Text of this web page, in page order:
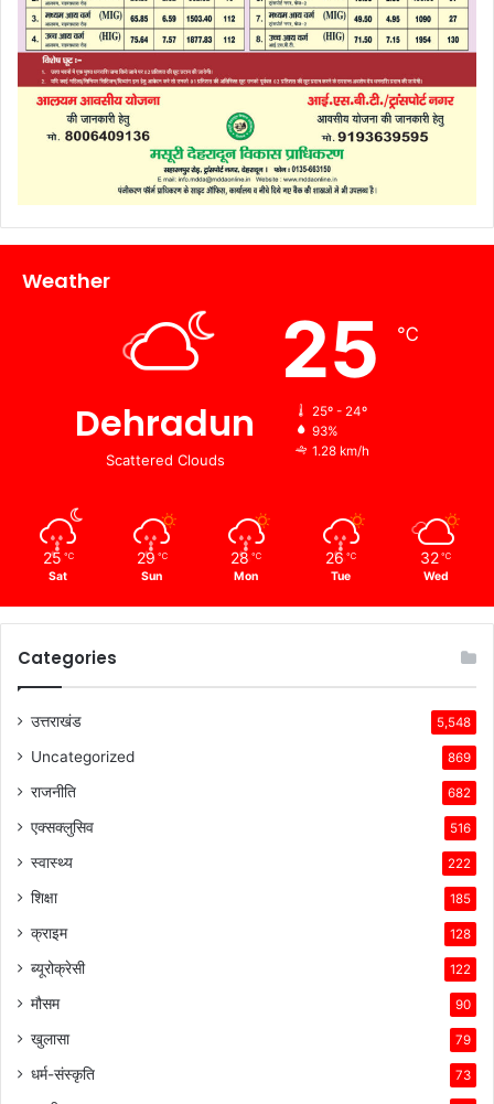
Weather
Dehradun
Scattered Clouds
25 ℃
25º - 24º
93%
1.28 km/h
25 ℃
Sat
29 ℃
Sun
28 ℃
Mon
26 ℃
Tue
32 ℃
Wed
Categories
उत्तराखंड 5,548
Uncategorized 869
राजनीति 682
एक्सक्लुसिव 516
स्वास्थ्य 222
शिक्षा 185
क्राइम 128
ब्यूरोक्रेसी 122
मौसम 90
खुलासा 79
धर्म-संस्कृति 73